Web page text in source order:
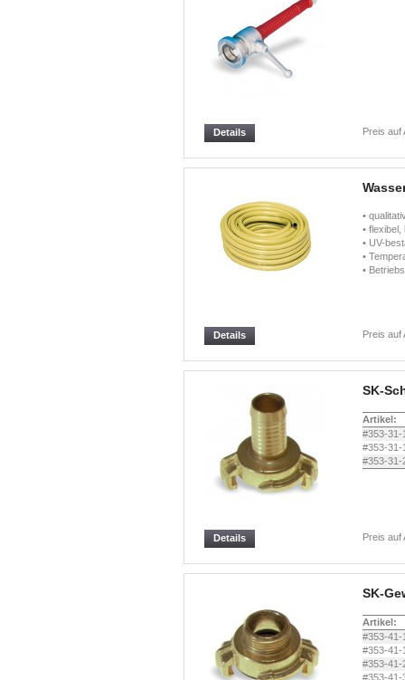
Preis auf
Details
•
•
• UV-
•
•
Preis auf
Details
SK-
Artikel:
#353-31-
#353-31-
#353-31-
Preis auf
Details
SK-
Artikel:
#353-41-
#353-41-
#353-41-
#353-41-